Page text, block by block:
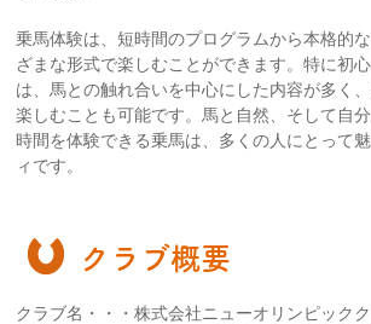
乗馬体験は、短時間のプログラムから本格的
ざまな形式で楽しむことができます。特に初
は、馬との触れ合いを中心にした内容が多く
楽しむことも可能です。馬と自然、そして自
時間を体験できる乗馬は、多くの人にとって
ィです。
クラブ概要
クラブ名・・・株式会社ニューオリンピック